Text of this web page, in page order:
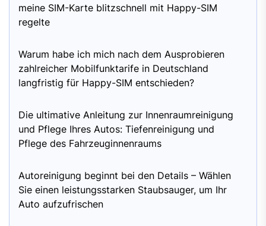
meine SIM-Karte blitzschnell mit Happy-SIM
regelte
Warum habe ich mich nach dem Ausprobieren
zahlreicher Mobilfunktarife in Deutschland
langfristig für Happy-SIM entschieden?
Die ultimative Anleitung zur Innenraumreinigung
und Pflege Ihres Autos: Tiefenreinigung und
Pflege des Fahrzeuginnenraums
Autoreinigung beginnt bei den Details – Wählen
Sie einen leistungsstarken Staubsauger, um Ihr
Auto aufzufrischen